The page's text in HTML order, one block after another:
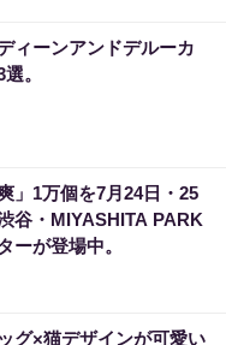
ィーンアンドデルーカ
。
」1万個を7月24日・25
谷・MIYASHITA PARK
ーが登場中。
グ×猫デザインが可愛い